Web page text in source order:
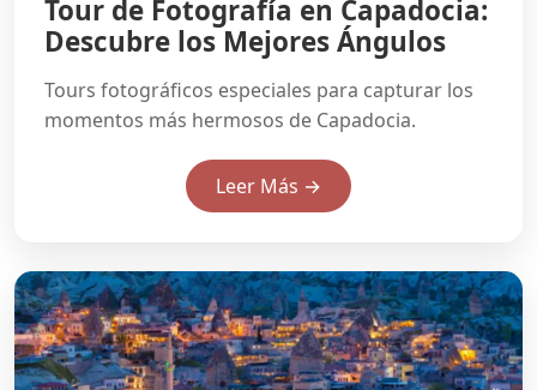
Tour de Fotografía en Capadocia:
Descubre los Mejores Ángulos
Tours fotográficos especiales para capturar los
momentos más hermosos de Capadocia.
Leer Más →